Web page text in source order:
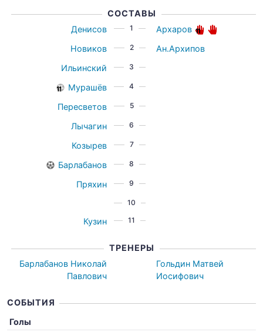
СОСТАВЫ
Денисов
1
Архаров
Новиков
2
Ан.Архипов
Ильинский
3
Мурашёв 4
Пересветов 5
Лычагин 6
Козырев 7
Барлабанов 8
Пряхин 9
10
Кузин 11
ТРЕНЕРЫ
Барлабанов Николай
Павлович
Гольдин Матвей
Иосифович
СОБЫТИЯ
Голы